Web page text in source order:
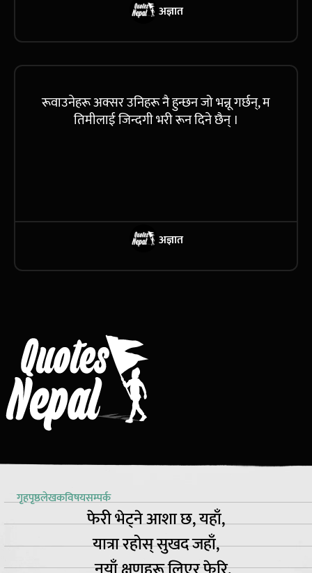
अज्ञात
रूवाउनेहरू अक्सर उनिहरू नै हुन्छन जो भन्नू गर्छन्, म
तिमीलाई जिन्दगी भरी रून दिने छैन् ।
अज्ञात
गृहपृष्ठलेखकविषयसम्पर्क
फेरी भेट्ने आशा छ, यहाँ,
यात्रा रहोस् सुखद जहाँ,